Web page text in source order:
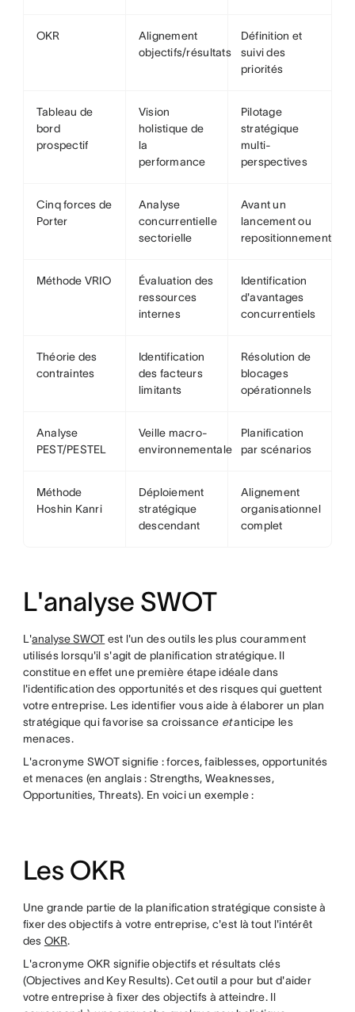
OKR
Alignement
objectifs/résultats
Définition et
suivi des
priorités
Tableau de
bord
prospectif
Vision
holistique de
la
performance
Pilotage
stratégique
multi-
perspectives
Cinq forces de
Porter
Analyse
concurrentielle
sectorielle
Avant un
lancement ou
repositionnement
Méthode VRIO
Évaluation des
ressources
internes
Identification
d'avantages
concurrentiels
Théorie des
contraintes
Identification
des facteurs
limitants
Résolution de
blocages
opérationnels
Analyse
PEST/PESTEL
Veille macro-
environnementale
Planification
par scénarios
Méthode
Hoshin Kanri
Déploiement
stratégique
descendant
Alignement
organisationnel
complet
L'analyse SWOT
L'analyse SWOT est l'un des outils les plus couramment
utilisés lorsqu'il s'agit de planification stratégique. Il
constitue en effet une première étape idéale dans
l'identification des opportunités et des risques qui guettent
votre entreprise. Les identifier vous aide à élaborer un plan
stratégique qui favorise sa croissance etanticipe les
menaces.
L'acronyme SWOT signifie : forces, faiblesses, opportunités
et menaces (en anglais : Strengths, Weaknesses,
Opportunities, Threats). En voici un exemple :
Les OKR
Une grande partie de la planification stratégique consiste à
fixer des objectifs à votre entreprise, c'est là tout l'intérêt
des OKR.
L'acronyme OKR signifie objectifs et résultats clés
(Objectives and Key Results). Cet outil a pour but d'aider
votre entreprise à fixer des objectifs à atteindre. Il